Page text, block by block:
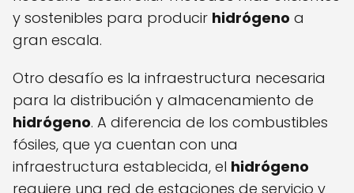
y sostenibles para producir hidrógeno a
gran escala.
Otro desafío es la infraestructura necesaria
para la distribución y almacenamiento de
hidrógeno. A diferencia de los combustibles
fósiles, que ya cuentan con una
infraestructura establecida, el hidrógeno
requiere una red de estaciones de servicio y